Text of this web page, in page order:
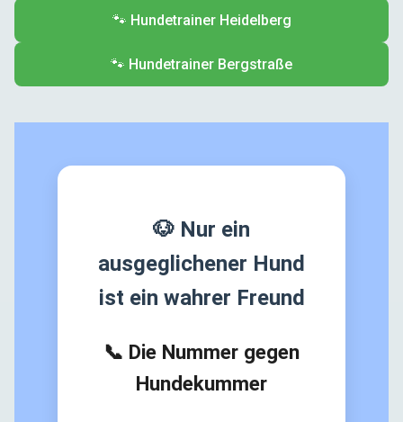
🐾 Hundetrainer Heidelberg
🐾 Hundetrainer Bergstraße
🐶 Nur ein
ausgeglichener Hund
ist ein wahrer Freund
📞 Die Nummer gegen
Hundekummer